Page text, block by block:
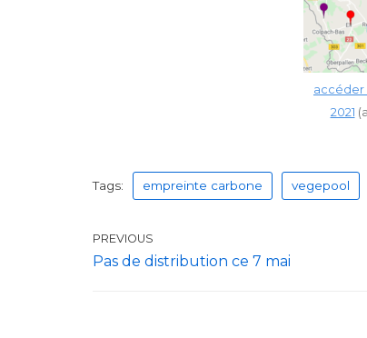
accéder
2021
Tags: empreinte carbone vegepool
PREVIOUS
Pas de distribution ce 7 mai